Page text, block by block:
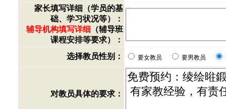
家长填写详细（学员的基
础、学习状况等）：
辅导机构填写详细 （辅导班
课程安排等要求）：
选择教员性别：
要女教员 要男教员
对教员具体的要求：